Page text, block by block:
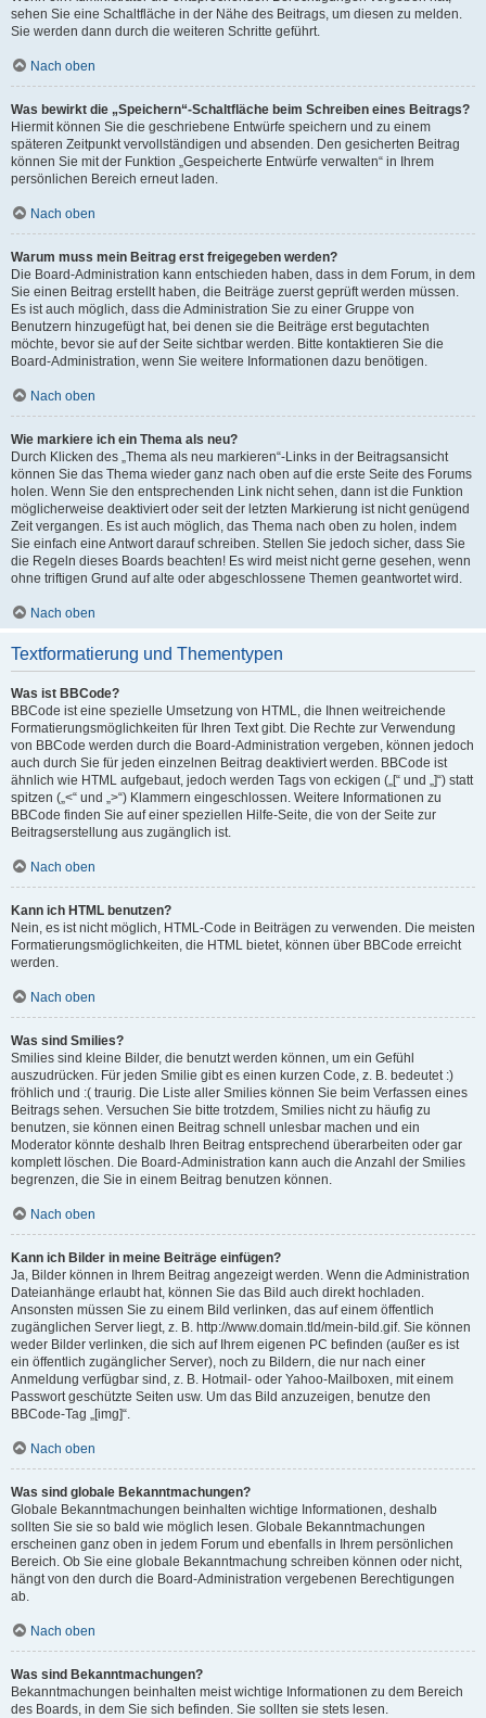
sehen Sie eine Schaltfläche in der Nähe des Beitrags, um diesen zu melden.
Sie werden dann durch die weiteren Schritte geführt.
Nach oben
Was bewirkt die „Speichern“-Schaltfläche beim Schreiben eines Beitrags?
Hiermit können Sie die geschriebene Entwürfe speichern und zu einem
späteren Zeitpunkt vervollständigen und absenden. Den gesicherten Beitrag
können Sie mit der Funktion „Gespeicherte Entwürfe verwalten“ in Ihrem
persönlichen Bereich erneut laden.
Nach oben
Warum muss mein Beitrag erst freigegeben werden?
Die Board-Administration kann entschieden haben, dass in dem Forum, in dem
Sie einen Beitrag erstellt haben, die Beiträge zuerst geprüft werden müssen.
Es ist auch möglich, dass die Administration Sie zu einer Gruppe von
Benutzern hinzugefügt hat, bei denen sie die Beiträge erst begutachten
möchte, bevor sie auf der Seite sichtbar werden. Bitte kontaktieren Sie die
Board-Administration, wenn Sie weitere Informationen dazu benötigen.
Nach oben
Wie markiere ich ein Thema als neu?
Durch Klicken des „Thema als neu markieren“-Links in der Beitragsansicht
können Sie das Thema wieder ganz nach oben auf die erste Seite des Forums
holen. Wenn Sie den entsprechenden Link nicht sehen, dann ist die Funktion
möglicherweise deaktiviert oder seit der letzten Markierung ist nicht genügend
Zeit vergangen. Es ist auch möglich, das Thema nach oben zu holen, indem
Sie einfach eine Antwort darauf schreiben. Stellen Sie jedoch sicher, dass Sie
die Regeln dieses Boards beachten! Es wird meist nicht gerne gesehen, wenn
ohne triftigen Grund auf alte oder abgeschlossene Themen geantwortet wird.
Nach oben
Textformatierung und Thementypen
Was ist BBCode?
BBCode ist eine spezielle Umsetzung von HTML, die Ihnen weitreichende
Formatierungsmöglichkeiten für Ihren Text gibt. Die Rechte zur Verwendung
von BBCode werden durch die Board-Administration vergeben, können jedoch
auch durch Sie für jeden einzelnen Beitrag deaktiviert werden. BBCode ist
ähnlich wie HTML aufgebaut, jedoch werden Tags von eckigen („[“ und „]“) statt
spitzen („<“ und „>“) Klammern eingeschlossen. Weitere Informationen zu
BBCode finden Sie auf einer speziellen Hilfe-Seite, die von der Seite zur
Beitragserstellung aus zugänglich ist.
Nach oben
Kann ich HTML benutzen?
Nein, es ist nicht möglich, HTML-Code in Beiträgen zu verwenden. Die meisten
Formatierungsmöglichkeiten, die HTML bietet, können über BBCode erreicht
werden.
Nach oben
Was sind Smilies?
Smilies sind kleine Bilder, die benutzt werden können, um ein Gefühl
auszudrücken. Für jeden Smilie gibt es einen kurzen Code, z. B. bedeutet :)
fröhlich und :( traurig. Die Liste aller Smilies können Sie beim Verfassen eines
Beitrags sehen. Versuchen Sie bitte trotzdem, Smilies nicht zu häufig zu
benutzen, sie können einen Beitrag schnell unlesbar machen und ein
Moderator könnte deshalb Ihren Beitrag entsprechend überarbeiten oder gar
komplett löschen. Die Board-Administration kann auch die Anzahl der Smilies
begrenzen, die Sie in einem Beitrag benutzen können.
Nach oben
Kann ich Bilder in meine Beiträge einfügen?
Ja, Bilder können in Ihrem Beitrag angezeigt werden. Wenn die Administration
Dateianhänge erlaubt hat, können Sie das Bild auch direkt hochladen.
Ansonsten müssen Sie zu einem Bild verlinken, das auf einem öffentlich
zugänglichen Server liegt, z. B. http://www.domain.tld/mein-bild.gif. Sie können
weder Bilder verlinken, die sich auf Ihrem eigenen PC befinden (außer es ist
ein öffentlich zugänglicher Server), noch zu Bildern, die nur nach einer
Anmeldung verfügbar sind, z. B. Hotmail- oder Yahoo-Mailboxen, mit einem
Passwort geschützte Seiten usw. Um das Bild anzuzeigen, benutze den
BBCode-Tag „[img]“.
Nach oben
Was sind globale Bekanntmachungen?
Globale Bekanntmachungen beinhalten wichtige Informationen, deshalb
sollten Sie sie so bald wie möglich lesen. Globale Bekanntmachungen
erscheinen ganz oben in jedem Forum und ebenfalls in Ihrem persönlichen
Bereich. Ob Sie eine globale Bekanntmachung schreiben können oder nicht,
hängt von den durch die Board-Administration vergebenen Berechtigungen
ab.
Nach oben
Was sind Bekanntmachungen?
Bekanntmachungen beinhalten meist wichtige Informationen zu dem Bereich
des Boards, in dem Sie sich befinden. Sie sollten sie stets lesen.